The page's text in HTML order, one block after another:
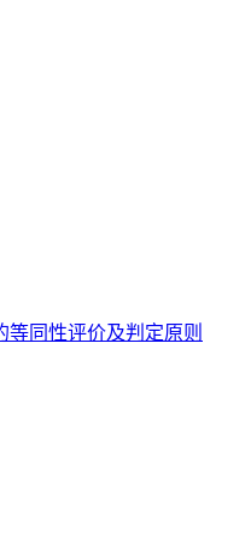
同性评价及判定原则